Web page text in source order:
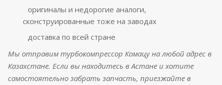
оригиналы и недорогие аналоги,
сконструированные тоже на заводах
доставка по всей стране
Мы отправим турбокомпрессор Комацу на любой адрес в
Казахстане. Если вы находитесь в Астане и хотите
самостоятельно забрать запчасть, приезжайте в